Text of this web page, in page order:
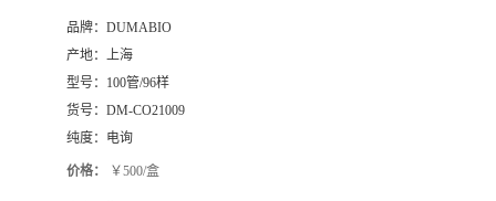
品牌： DUMABIO
产地： 上海
型号： 100管/96样
货号： DM-CO21009
纯度： 电询
价格： ￥500/盒